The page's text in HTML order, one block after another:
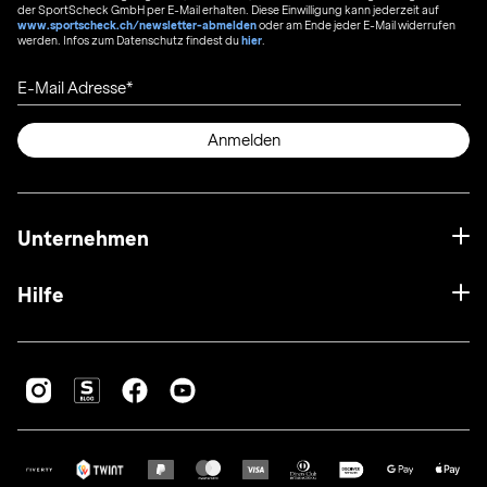
der SportScheck GmbH per E-Mail erhalten. Diese Einwilligung kann jederzeit auf
www.sportscheck.ch/newsletter-abmeldenoder am Ende jeder E-Mail widerrufen
werden. Infos zum Datenschutz findest duhier
E-Mail Adresse
Anmelden
Unternehmen
Hilfe